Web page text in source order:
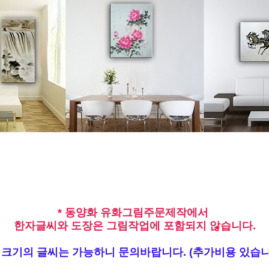
* 동양화 유화그림주문제작에서
한자글씨와 도장은 그림작업에 포함되지 않습니다.
기의 글씨는 가능하니 문의바랍니다. (추가비용 있습